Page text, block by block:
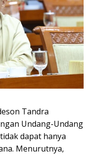
Tandra
Undang-Undang
dapat hanya
Menurutnya,